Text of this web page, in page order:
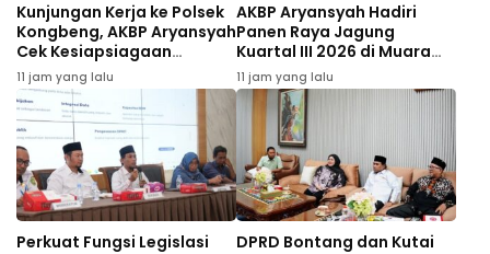
Kunjungan Kerja ke Polsek
Kongbeng, AKBP Aryansyah
Cek Kesiapsiagaan
Personel
11 jam yang lalu
AKBP Aryansyah Hadiri
Panen Raya Jagung
Kuartal III 2026 di Muara
Wahau
11 jam yang lalu
Perkuat Fungsi Legislasi
DPRD Bontang dan Kutai